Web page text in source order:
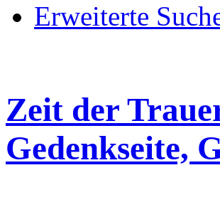
Erweiterte
Zeit der
Gedenkseite,